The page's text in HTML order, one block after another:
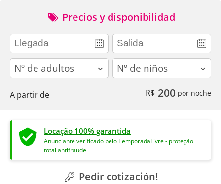
Precios y disponibilidad
adults children
A partir de R$ 200 por noche
Locação 100% garantida
Anunciante verificado pelo TemporadaLivre - proteção
total antifraude
Pedir cotización!